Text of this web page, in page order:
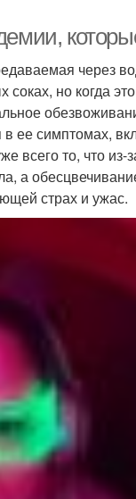
через
но когда
в ее симптомах,
то, что из-
а
страх и ужас.